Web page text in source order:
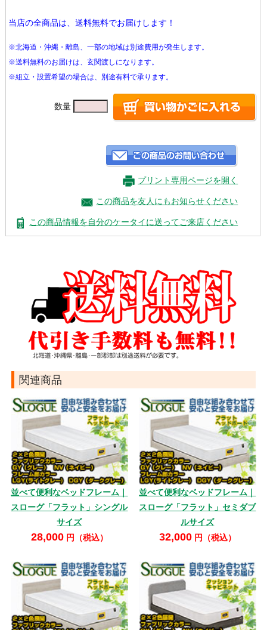
当店の全商品は、送料無料でお届けします！
※北海道・沖縄・離島、一部の地域は別途費用が発生します。
※送料無料のお届けは、玄関渡しになります。
※組立・設置希望の場合は、別途有料で承ります。
数量
プリント専用ページを開く
この商品を友人にもお知らせください
この商品情報を自分のケータイに送ってご来店ください
関連商品
並べて便利なベッドフレーム｜
スローグ「フラット」シングル
サイズ
28,000円（税込）
並べて便利なベッドフレーム｜
スローグ「フラット」セミダブ
ルサイズ
32,000円（税込）